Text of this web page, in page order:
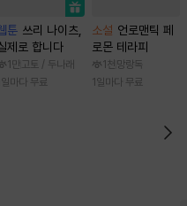
툰 쓰리 나이츠,
제로 합니다
1만 고토 / 두나래
일마다 무료
소설 언로맨틱 페
로몬 테라피
1천 망랑독
1일마다 무료